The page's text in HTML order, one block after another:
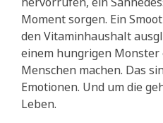
Moment sorgen. Ein
den Vitaminhaushalt
einem hungrigen
Menschen machen. Das
Emotionen. Und um die
Leben.